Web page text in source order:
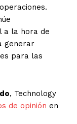
a la hora de
generar
para las
, Technology
de opinión en